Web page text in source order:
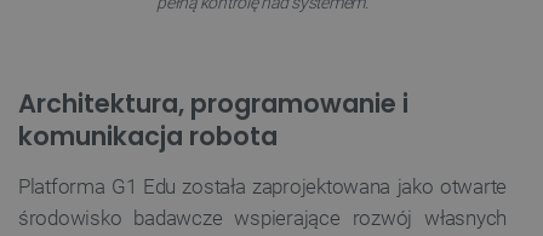
Architektura, programowanie i
komunikacja robota
Platforma G1 Edu została zaprojektowana jako otwarte
środowisko badawcze wspierające rozwój własnych